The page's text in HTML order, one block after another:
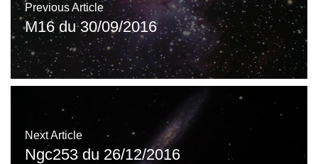
Previous Article
M16 du 30/09/2016
Next Article
Ngc253 du 26/12/2016